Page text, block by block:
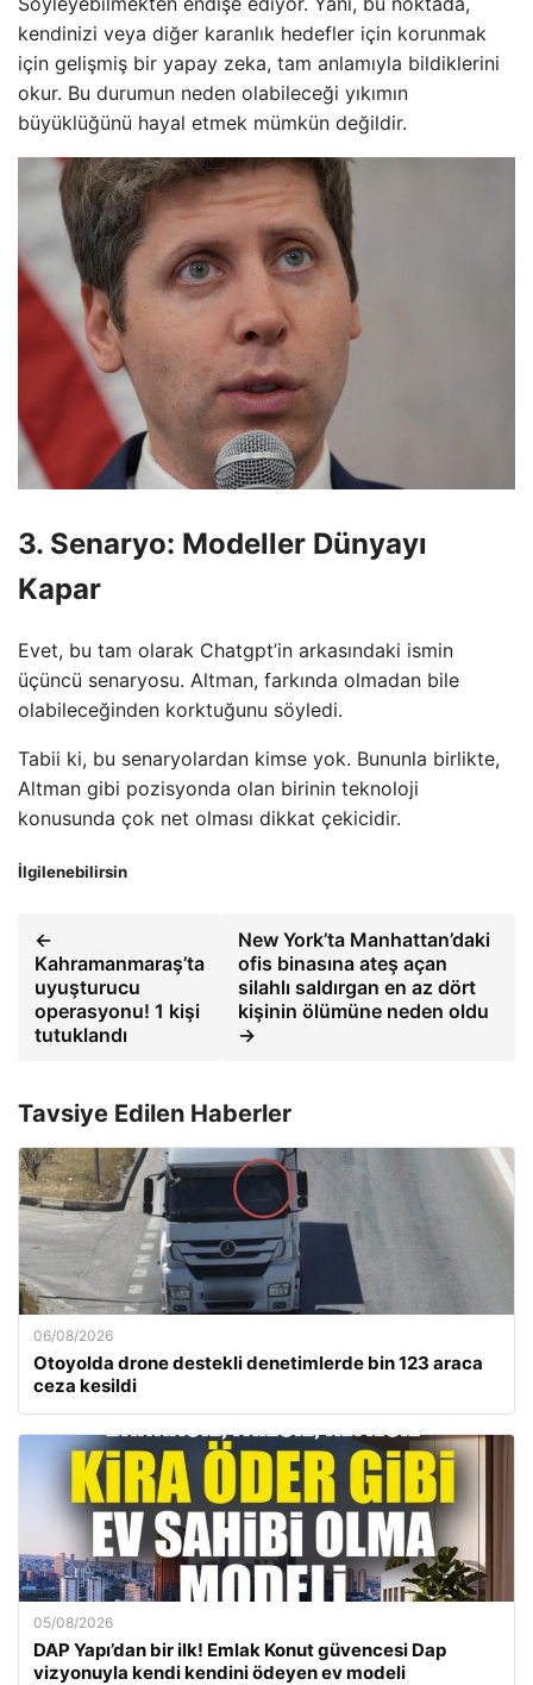
kendinizi veya diğer karanlık hedefler için korunmak
için gelişmiş bir yapay zeka, tam anlamıyla bildiklerini
okur. Bu durumun neden olabileceği yıkımın
büyüklüğünü hayal etmek mümkün değildir.
3. Senaryo: Modeller Dünyayı
Kapar
Evet, bu tam olarak Chatgpt’in arkasındaki ismin
üçüncü senaryosu. Altman, farkında olmadan bile
olabileceğinden korktuğunu söyledi.
Tabii ki, bu senaryolardan kimse yok. Bununla birlikte,
Altman gibi pozisyonda olan birinin teknoloji
konusunda çok net olması dikkat çekicidir.
İlgilenebilirsin
←
Kahramanmaraş’ta
uyuşturucu
operasyonu! 1 kişi
tutuklandı
New York’ta Manhattan’daki
ofis binasına ateş açan
silahlı saldırgan en az dört
kişinin ölümüne neden oldu
→
Tavsiye Edilen Haberler
06/08/2026
Otoyolda drone destekli denetimlerde bin 123 araca
ceza kesildi
05/08/2026
DAP Yapı’dan bir ilk! Emlak Konut güvencesi Dap
vizyonuyla kendi kendini ödeyen ev modeli